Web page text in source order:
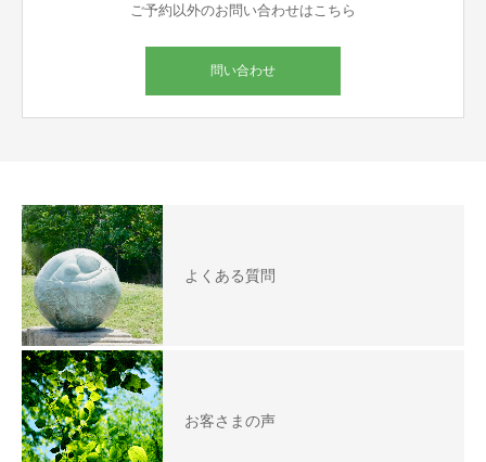
ご予約以外のお問い合わせはこちら
問い合わせ
よくある質問
お客さまの声